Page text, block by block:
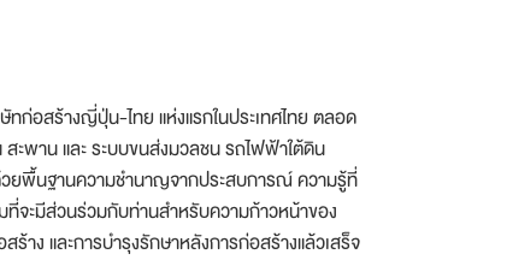
ก่อสร้างญี่ปุ่น-ไทย แห่งแรกในประเทศไทย ตลอด
ะพาน และ ระบบขนส่งมวลชน รถไฟฟ้าใต้ดิน
วยพื้นฐานความชำนาญจากประสบการณ์ ความรู้ที่
จะมีส่วนร่วมกับท่านสำหรับความก้าวหน้าของ
ร้าง และการบำรุงรักษาหลังการก่อสร้างแล้วเสร็จ